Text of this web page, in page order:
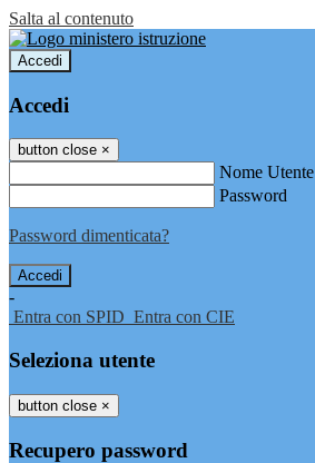
Salta al contenuto
Accedi
Accedi
button close ×
Nome Utente
Password
Password dimenticata?
-
Entra con SPID Entra con CIE
Seleziona utente
button close ×
Recupero password